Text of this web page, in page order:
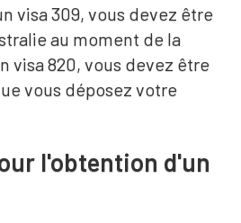
visa 309, vous devez être
au moment de la
visa 820, vous devez être
vous déposez votre
l'obtention d'un